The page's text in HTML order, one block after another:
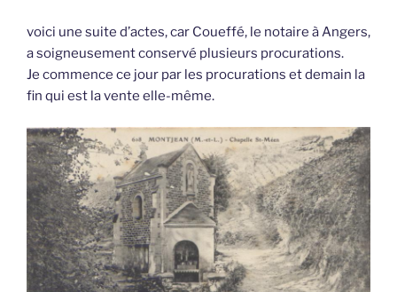
voici une suite d’actes, car Coueffé, le notaire à Angers,
a soigneusement conservé plusieurs procurations.
Je commence ce jour par les procurations et demain la
fin qui est la vente elle-même.